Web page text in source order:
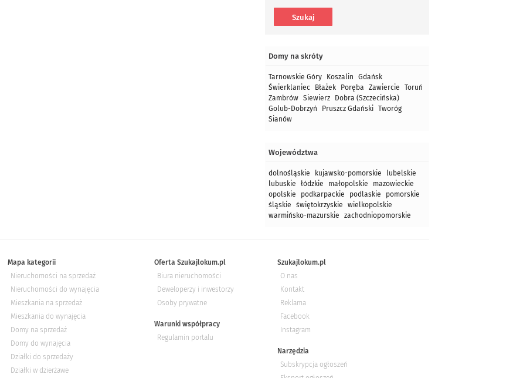
Domy na skróty
Tarnowskie Góry Koszalin
Gdańsk
Świerklaniec
Błażek Poręba Zawiercie
Toruń
Zambrów Siewierz
Dobra (Szczecińska)
Golub-Dobrzyń
Pruszcz Gdański Tworóg
Sianów
Województwa
dolnośląskie kujawsko-pomorskie
lubelskie
lubuskie
łódzkie małopolskie
mazowieckie
opolskie
podkarpackie podlaskie
pomorskie
śląskie
świętokrzyskie
wielkopolskie
warmińsko-mazurskie
zachodniopomorskie
Mapa kategorii
Nieruchomości na sprzedaż
Nieruchomości do wynajęcia
Mieszkania na sprzedaż
Mieszkania do wynajęcia
Domy na sprzedaż
Domy do wynajęcia
Działki do sprzedaży
Działki w dzierżawe
Oferta Szukajlokum.pl
Biura nieruchomości
Deweloperzy i inwestorzy
Osoby prywatne
Warunki współpracy
Regulamin portalu
Szukajlokum.pl
O nas
Kontakt
Reklama
Facebook
Instagram
Narzędzia
Subskrypcja ogłoszeń